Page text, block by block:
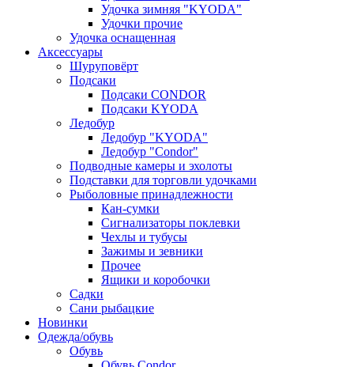
Удочка зимняя "KYODA"
Удочки прочие
Удочка оснащенная
Аксессуары
Шуруповёрт
Подсаки
Подсаки CONDOR
Подсаки KYODA
Ледобур
Ледобур "KYODA"
Ледобур "Condor"
Подводные камеры и эхолоты
Подставки для торговли удочками
Рыболовные принадлежности
Кан-сумки
Сигнализаторы поклевки
Чехлы и тубусы
Зажимы и зевники
Прочее
Ящики и коробочки
Садки
Сани рыбацкие
Новинки
Одежда/обувь
Обувь